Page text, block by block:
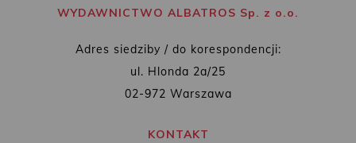
WYDAWNICTWO ALBATROS Sp. z o.o.
Adres siedziby / do korespondencji:
ul. Hlonda 2a/25
02-972 Warszawa
KONTAKT